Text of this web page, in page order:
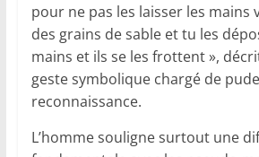
pour ne pas les laisser les mains
des grains de sable et tu les
mains et ils se les frottent »,
geste symbolique chargé de
reconnaissance.
L’homme souligne surtout une